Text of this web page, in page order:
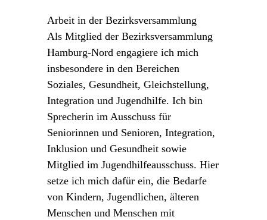
Arbeit in der Bezirksversammlung
Als Mitglied der Bezirksversammlung
Hamburg-Nord engagiere ich mich
insbesondere in den Bereichen
Soziales, Gesundheit, Gleichstellung,
Integration und Jugendhilfe. Ich bin
Sprecherin im Ausschuss für
Seniorinnen und Senioren, Integration,
Inklusion und Gesundheit sowie
Mitglied im Jugendhilfeausschuss. Hier
setze ich mich dafür ein, die Bedarfe
von Kindern, Jugendlichen, älteren
Menschen und Menschen mit